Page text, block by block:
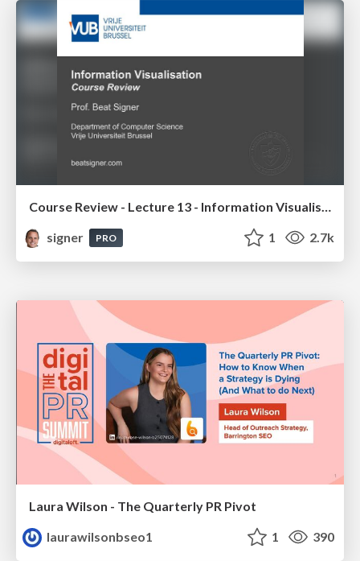
signer
PRO 1 2.7k
Laura Wilson - The Quarterly PR Pivot
laurawilsonbseo1
1 390